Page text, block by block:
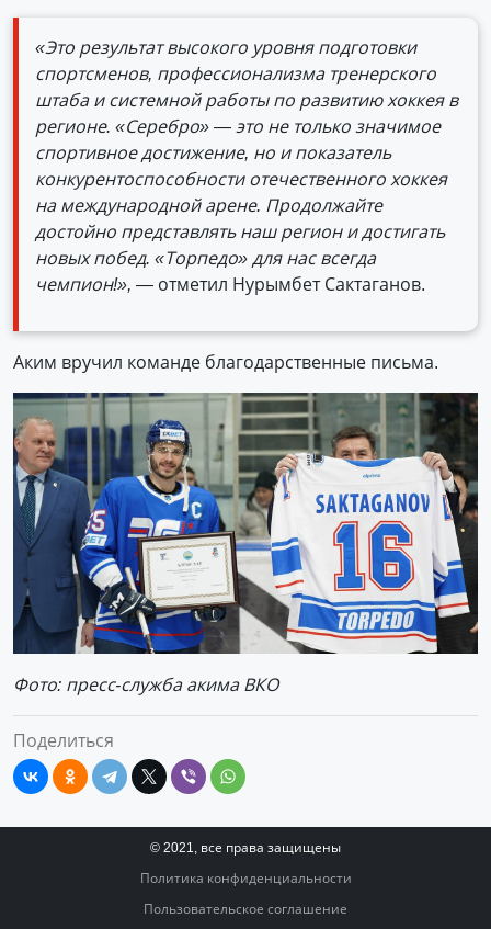
«Это результат высокого уровня подготовки
спортсменов, профессионализма тренерского
штаба и системной работы по развитию хоккея в
регионе. «Серебро» — это не только значимое
спортивное достижение, но и показатель
конкурентоспособности отечественного хоккея
на международной арене. Продолжайте
достойно представлять наш регион и достигать
новых побед. «Торпедо» для нас всегда
чемпион!», — отметил Нурымбет Сактаганов.
Аким вручил команде благодарственные письма.
Фото: пресс-служба акима ВКО
Поделиться
© 2021, все права защищены
Политика конфиденциальности
Пользовательское соглашение